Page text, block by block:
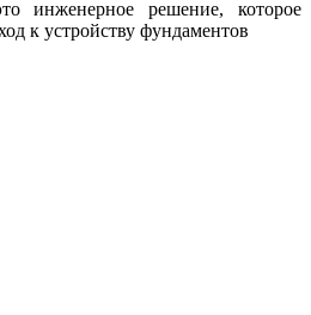
инженерное решение, которое
к устройству фундаментов